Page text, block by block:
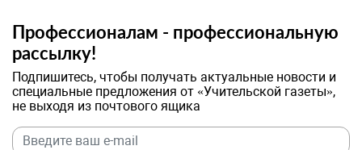
Профессионалам - профессиональную
рассылку!
Подпишитесь, чтобы получать актуальные новости и
специальные предложения от «Учительской газеты»,
не выходя из почтового ящика